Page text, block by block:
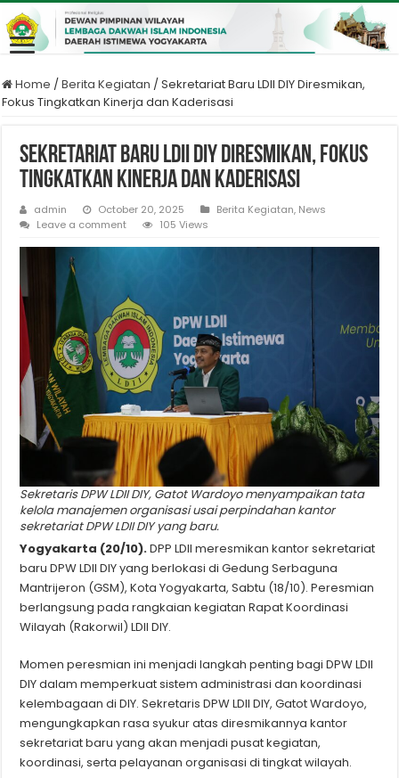
Home /Berita Kegiatan /Sekretariat Baru LDII DIY Diresmikan,
Fokus Tingkatkan Kinerja dan Kaderisasi
Sekretariat Baru LDII DIY Diresmikan, Fokus
Tingkatkan Kinerja dan Kaderisasi
admin October 20, 2025 Berita Kegiatan, News
Leave a comment
105 Views
Sekretaris DPW LDII DIY, Gatot Wardoyo menyampaikan tata
kelola manajemen organisasi usai perpindahan kantor
sekretariat DPW LDII DIY yang baru.
Yogyakarta (20/10).DPP LDII meresmikan kantor sekretariat
baru DPW LDII DIY yang berlokasi di Gedung Serbaguna
Mantrijeron (GSM), Kota Yogyakarta, Sabtu (18/10). Peresmian
berlangsung pada rangkaian kegiatan Rapat Koordinasi
Wilayah (Rakorwil) LDII DIY.
Momen peresmian ini menjadi langkah penting bagi DPW LDII
DIY dalam memperkuat sistem administrasi dan koordinasi
kelembagaan di DIY.Sekretaris DPW LDII DIY, Gatot Wardoyo,
mengungkapkan rasa syukur atas diresmikannya kantor
sekretariat baru yang akan menjadi pusat kegiatan,
koordinasi, serta pelayanan organisasi di tingkat wilayah.